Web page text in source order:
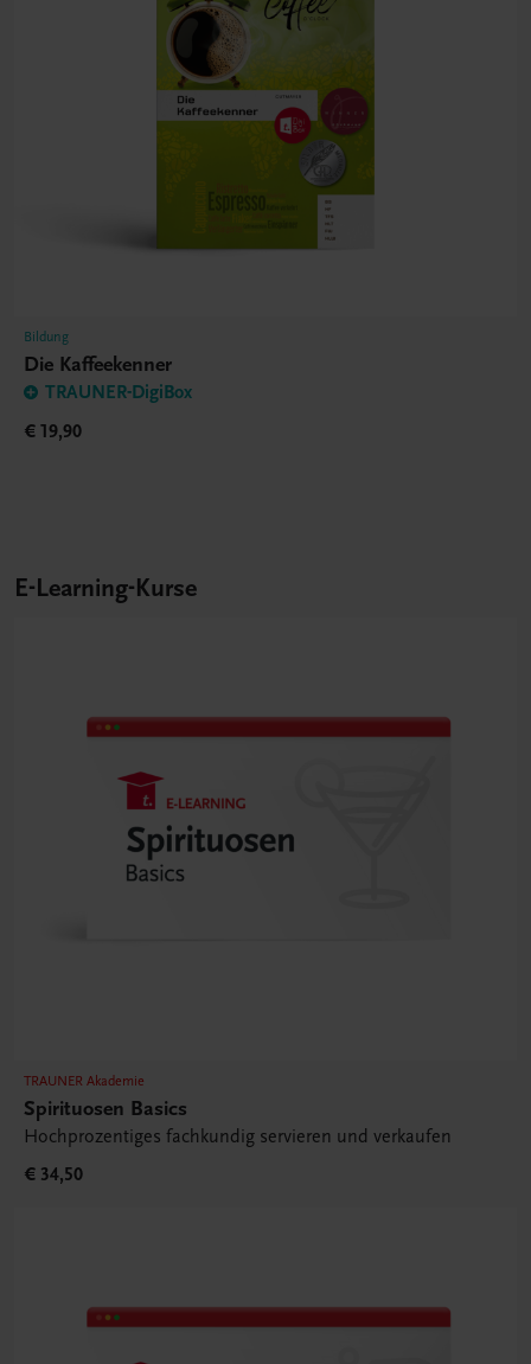
Bildung
Die Kaffeekenner
TRAUNER-DigiBox
€ 19,90
E-Learning-Kurse
TRAUNER Akademie
Spirituosen Basics
Hochprozentiges fachkundig servieren und verkaufen
€ 34,50